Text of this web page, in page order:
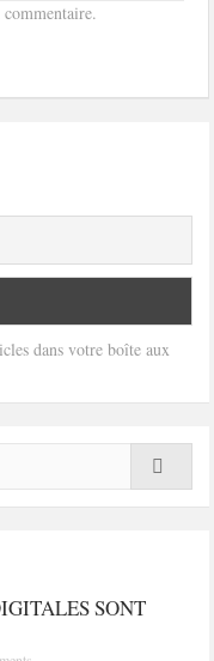
dans votre boîte aux
SONT